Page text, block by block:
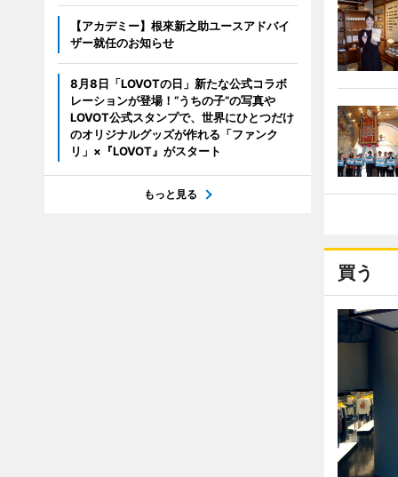
買う
【アカデミー】根來新之助ユースアドバイ
ザー就任のお知らせ
8月8日「LOVOTの日」新たな公式コラボ
レーションが登場！“うちの子”の写真や
LOVOT公式スタンプで、世界にひとつだけ
のオリジナルグッズが作れる「ファンク
リ」×『LOVOT』がスタート
もっと見る